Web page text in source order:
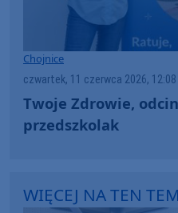
Chojnice
czwartek, 11 czerwca 2026, 12:08
Twoje Zdrowie,
przedszkolak
WIĘCEJ NA TEN